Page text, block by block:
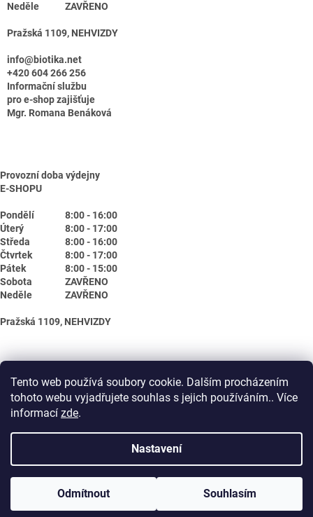
Tento web používá soubory cookie. Dalším procházením
tohoto webu vyjadřujete souhlas s jejich používáním.. Více
informací zde.
Nastavení
Odmítnout Souhlasím
Neděle
ZAVŘENO
Pražská 1109, NEHVIZDY
info@biotika.net
+420 604 266 256
Informační službu
pro e-shop zajišťuje
Mgr. Romana Benáková
Provozní doba výdejny
E-SHOPU
Pondělí
8:00 - 16:00
Úterý
8:00 - 17:00
Středa
8:00 - 16:00
Čtvrtek
8:00 - 17:00
Pátek
8:00 - 15:00
Sobota
ZAVŘENO
Neděle
ZAVŘENO
Pražská 1109, NEHVIZDY
Vytvořil Shoptet
Copyright 2026Biotika.net . Všechna práva vyhrazena.